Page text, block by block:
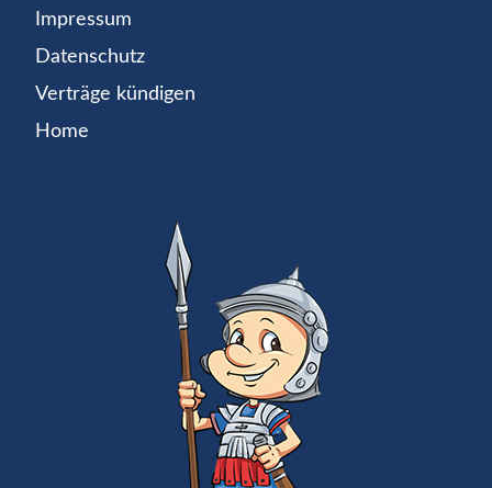
Impressum
Datenschutz
Verträge kündigen
Home